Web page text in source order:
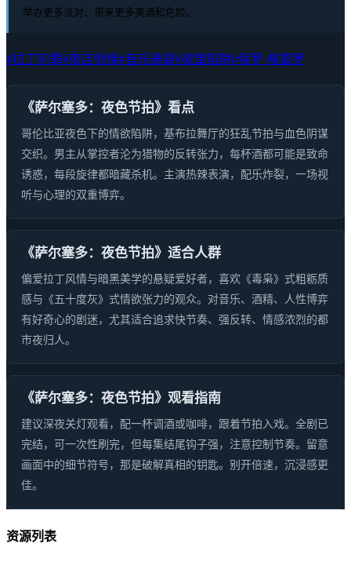
举办更多派对、带来更多美酒和危险。
#拉丁犯罪#夜店惊悚#音乐悬疑#欲望陷阱#保罗·格雷罗
《萨尔塞多：夜色节拍》看点
哥伦比亚夜色下的情欲陷阱，基布拉舞厅的狂乱节拍与血色阴谋
交织。男主从掌控者沦为猎物的反转张力，每杯酒都可能是致命
诱惑，每段旋律都暗藏杀机。主演热辣表演，配乐炸裂，一场视
听与心理的双重博弈。
《萨尔塞多：夜色节拍》适合人群
偏爱拉丁风情与暗黑美学的悬疑爱好者，喜欢《毒枭》式粗粝质
感与《五十度灰》式情欲张力的观众。对音乐、酒精、人性博弈
有好奇心的剧迷，尤其适合追求快节奏、强反转、情感浓烈的都
市夜归人。
《萨尔塞多：夜色节拍》观看指南
建议深夜关灯观看，配一杯调酒或咖啡，跟着节拍入戏。全剧已
完结，可一次性刷完，但每集结尾钩子强，注意控制节奏。留意
画面中的细节符号，那是破解真相的钥匙。别开倍速，沉浸感更
佳。
资源列表